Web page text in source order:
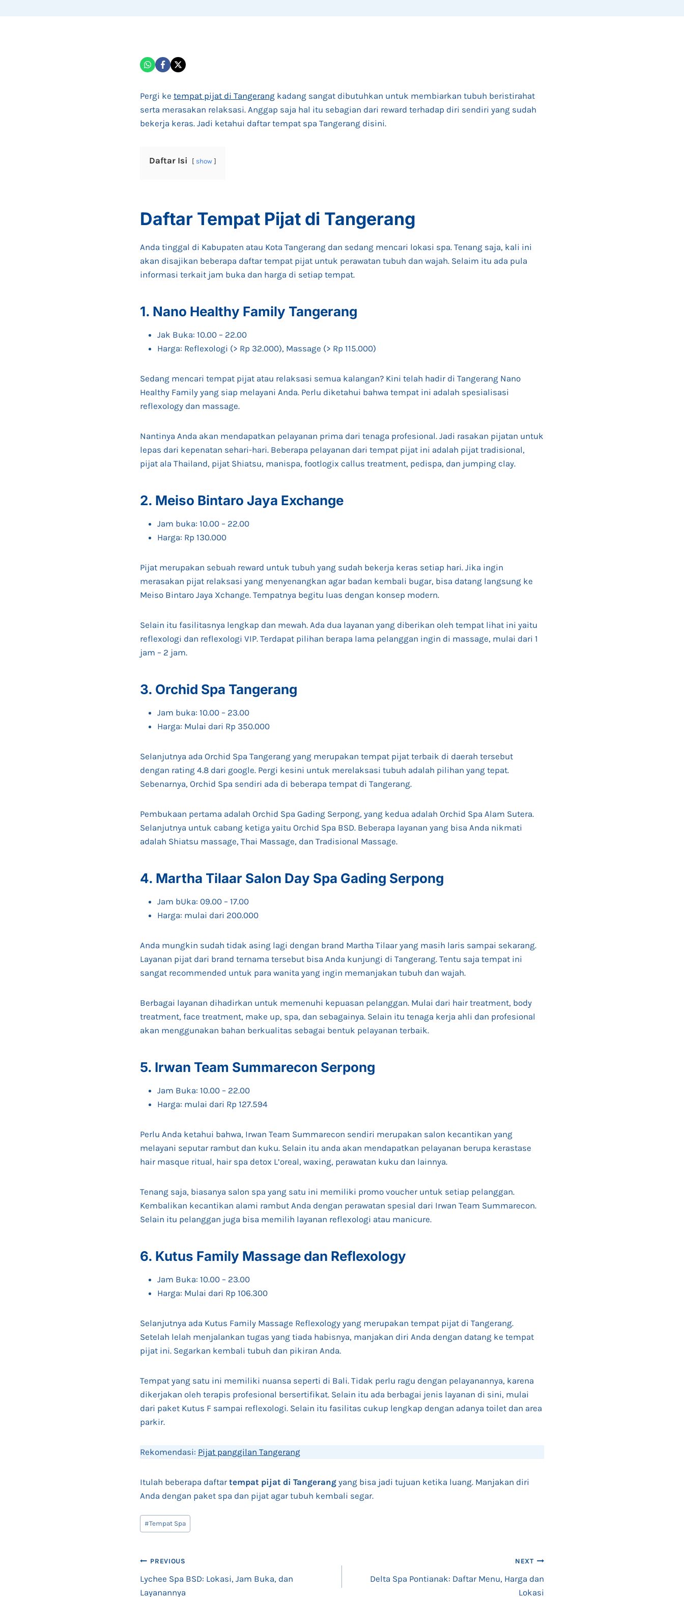
Pergi ke tempat pijat di Tangerang kadang sangat dibutuhkan untuk membiarkan tubuh beristirahat
serta merasakan relaksasi. Anggap saja hal itu sebagian dari reward terhadap diri sendiri yang sudah
bekerja keras. Jadi ketahui daftar tempat spa Tangerang disini.
Daftar Isi show
Daftar Tempat Pijat di Tangerang
Anda tinggal di Kabupaten atau Kota Tangerang dan sedang mencari lokasi spa. Tenang saja, kali ini
akan disajikan beberapa daftar tempat pijat untuk perawatan tubuh dan wajah. Selaim itu ada pula
informasi terkait jam buka dan harga di setiap tempat.
1. Nano Healthy Family Tangerang
Jak Buka: 10.00 – 22.00
Harga: Reflexologi (> Rp 32.000), Massage (> Rp 115.000)
Sedang mencari tempat pijat atau relaksasi semua kalangan? Kini telah hadir di Tangerang Nano
Healthy Family yang siap melayani Anda. Perlu diketahui bahwa tempat ini adalah spesialisasi
reflexology dan massage.
Nantinya Anda akan mendapatkan pelayanan prima dari tenaga profesional. Jadi rasakan pijatan untuk
lepas dari kepenatan sehari-hari. Beberapa pelayanan dari tempat pijat ini adalah pijat tradisional,
pijat ala Thailand, pijat Shiatsu, manispa, footlogix callus treatment, pedispa, dan jumping clay.
2. Meiso Bintaro Jaya Exchange
Jam buka: 10.00 – 22.00
Harga: Rp 130.000
Pijat merupakan sebuah reward untuk tubuh yang sudah bekerja keras setiap hari. Jika ingin
merasakan pijat relaksasi yang menyenangkan agar badan kembali bugar, bisa datang langsung ke
Meiso Bintaro Jaya Xchange. Tempatnya begitu luas dengan konsep modern.
Selain itu fasilitasnya lengkap dan mewah. Ada dua layanan yang diberikan oleh tempat lihat ini yaitu
reflexologi dan reflexologi VIP. Terdapat pilihan berapa lama pelanggan ingin di massage, mulai dari 1
jam – 2 jam.
3. Orchid Spa Tangerang
Jam buka: 10.00 – 23.00
Harga: Mulai dari Rp 350.000
Selanjutnya ada Orchid Spa Tangerang yang merupakan tempat pijat terbaik di daerah tersebut
dengan rating 4.8 dari google. Pergi kesini untuk merelaksasi tubuh adalah pilihan yang tepat.
Sebenarnya, Orchid Spa sendiri ada di beberapa tempat di Tangerang.
Pembukaan pertama adalah Orchid Spa Gading Serpong, yang kedua adalah Orchid Spa Alam Sutera.
Selanjutnya untuk cabang ketiga yaitu Orchid Spa BSD. Beberapa layanan yang bisa Anda nikmati
adalah Shiatsu massage, Thai Massage, dan Tradisional Massage.
4. Martha Tilaar Salon Day Spa Gading Serpong
Jam bUka: 09.00 – 17.00
Harga: mulai dari 200.000
Anda mungkin sudah tidak asing lagi dengan brand Martha Tilaar yang masih laris sampai sekarang.
Layanan pijat dari brand ternama tersebut bisa Anda kunjungi di Tangerang. Tentu saja tempat ini
sangat recommended untuk para wanita yang ingin memanjakan tubuh dan wajah.
Berbagai layanan dihadirkan untuk memenuhi kepuasan pelanggan. Mulai dari hair treatment, body
treatment, face treatment, make up, spa, dan sebagainya. Selain itu tenaga kerja ahli dan profesional
akan menggunakan bahan berkualitas sebagai bentuk pelayanan terbaik.
5. Irwan Team Summarecon Serpong
Jam Buka: 10.00 – 22.00
Harga: mulai dari Rp 127.594
Perlu Anda ketahui bahwa, Irwan Team Summarecon sendiri merupakan salon kecantikan yang
melayani seputar rambut dan kuku. Selain itu anda akan mendapatkan pelayanan berupa kerastase
hair masque ritual, hair spa detox L’oreal, waxing, perawatan kuku dan lainnya.
Tenang saja, biasanya salon spa yang satu ini memiliki promo voucher untuk setiap pelanggan.
Kembalikan kecantikan alami rambut Anda dengan perawatan spesial dari Irwan Team Summarecon.
Selain itu pelanggan juga bisa memilih layanan reflexologi atau manicure.
6. Kutus Family Massage dan Reflexology
Jam Buka: 10.00 – 23.00
Harga: Mulai dari Rp 106.300
Selanjutnya ada Kutus Family Massage Reflexology yang merupakan tempat pijat di Tangerang.
Setelah lelah menjalankan tugas yang tiada habisnya, manjakan diri Anda dengan datang ke tempat
pijat ini. Segarkan kembali tubuh dan pikiran Anda.
Tempat yang satu ini memiliki nuansa seperti di Bali. Tidak perlu ragu dengan pelayanannya, karena
dikerjakan oleh terapis profesional bersertifikat. Selain itu ada berbagai jenis layanan di sini, mulai
dari paket Kutus F sampai reflexologi. Selain itu fasilitas cukup lengkap dengan adanya toilet dan area
parkir.
Rekomendasi: Pijat panggilan Tangerang
Itulah beberapa daftartempat pijat di Tangerang yang bisa jadi tujuan ketika luang. Manjakan diri
Anda dengan paket spa dan pijat agar tubuh kembali segar.
Post
Tags:
#Tempat Spa
Post
navigation
PREVIOUS
Lychee Spa BSD: Lokasi, Jam Buka, dan
Layanannya
NEXT
Delta Spa Pontianak: Daftar Menu, Harga dan
Lokasi